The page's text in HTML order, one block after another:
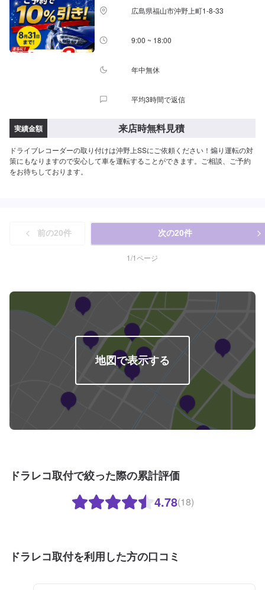
広島県福山市沖野上町1-8-33
9:00 ~ 18:00
年中無休
平均3時間で返信
実績金額 来店時無料見積
ドライブレコーダーの取り付けは沖野上SSにご依頼ください！煽り運転の対
策にもなりますので安心して車を運転することができます。ご相談、ご予約
をお待ちしております。
前の20件 次の20件
1/1ページ
地図で表示する
ドラレコ取付で絞った際の累計評価
4.78(18)
ドラレコ取付を利用した方の口コミ